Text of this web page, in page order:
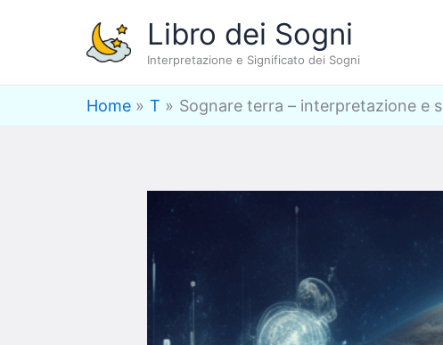
Libro dei Sogni
Interpretazione e Significato dei Sogni
Home T Sognare terra – interpretazione e